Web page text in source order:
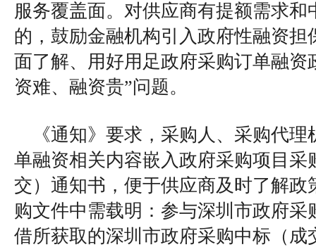
服务覆盖面。对供应商有提额需求和
的，鼓励金融机构引入政府性融资担
面了解、用好用足政府采购订单融资
资难、融资贵”问题。
《通知》要求，采购人、采购代
单融资相关内容嵌入政府采购项目采
交）通知书，便于供应商及时了解政
购文件中需载明：参与深圳市政府采
借所获取的深圳市政府采购中标（成